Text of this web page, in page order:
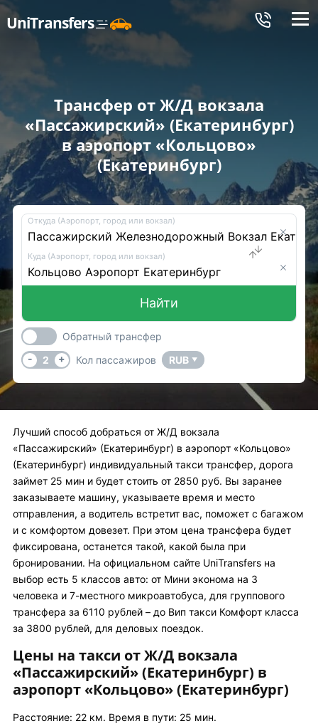
UniTransfers Меню
Трансфер от Ж/Д вокзала
«Пассажирский» (Екатеринбург)
в аэропорт «Кольцово»
(Екатеринбург)
Откуда (Аэропорт, город или вокзал)
Куда (Аэропорт, город или вокзал)
Найти
Обратный трансфер
-
2 + Кол пассажиров RUB ▼
Лучший способ добраться от Ж/Д вокзала
«Пассажирский» (Екатеринбург) в аэропорт «Кольцово»
(Екатеринбург) индивидуальный такси трансфер, дорога
займет 25 мин и будет стоить от 2850 руб. Вы заранее
заказываете машину, указываете время и место
отправления, а водитель встретит вас, поможет с багажом
и с комфортом довезет. При этом цена трансфера будет
фиксирована, останется такой, какой была при
бронировании. На официальном сайте UniTransfers на
выбор есть 5 классов авто: от Мини эконома на 3
человека и 7-местного микроавтобуса, для группового
трансфера за 6110 рублей – до Вип такси Комфорт класса
за 3800 рублей, для деловых поездок.
Цены на такси от Ж/Д вокзала
«Пассажирский» (Екатеринбург) в
аэропорт «Кольцово» (Екатеринбург)
Расстояние: 22 км. Время в пути: 25 мин.